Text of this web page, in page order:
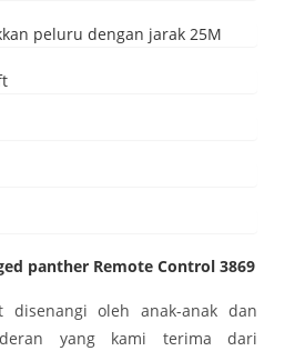
peluru dengan jarak 25M
panther Remote Control 3869
disenangi oleh anak-anak dan
yang kami terima dari